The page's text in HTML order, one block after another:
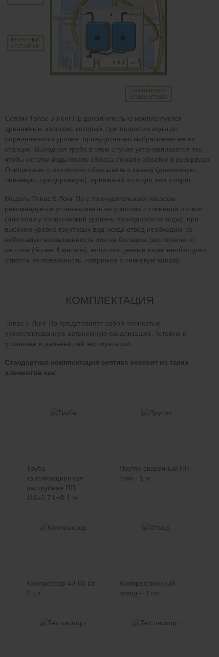
Септик Топас 5 Лонг Пр дополнительно комплектуется
дренажным насосом, который, при поднятии воды до
определенного уровня, принудительно выбрасывает ее из
станции. Выходная труба в этом случае устанавливается так,
чтобы остатки воды после сброса стекали обратно в резервуар.
Очищенные стоки можно сбрасывать в канаву (дренажную,
ливневую, придорожную), приемный колодец или в овраг.
Модель Топас 5 Лонг Пр с принудительным насосом
рекомендуется устанавливать на участках с глиняной почвой
(или если у почвы низкий уровень проходимости воды), при
высоком уровне грунтовых вод, когда отвод необходим на
небольшую возвышенность или на большое расстояние от
септика (более 4 метров), если очищенные стоки необходимо
отвести на поверхность, например в ливневую канаву.
КОМПЛЕКТАЦИЯ
Топас 5 Лонг Пр представляет собой полностью
укомплектованную автономную канализацию, готовую к
установке и дальнейшей эксплуатации.
Стандартная комплектация септика состоит из таких
элементов как:
Труба
канализационная
раструбная ПП
110х2,7 L=0,1 м
Пруток сварочный ПП
7мм - 1 м
Компрессор 40-60 Вт -
2 шт.
Компрессионный
отвод – 1 шт.